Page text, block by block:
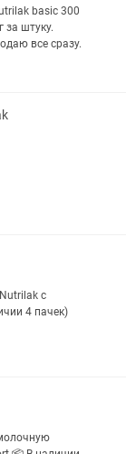
basic 300
за штуку.
все сразу.
с
4 пачек)